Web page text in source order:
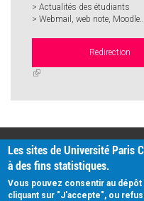
> Actualités des étudiants
> Webmail, web note,
Redirection
(link
PRATIQUE
Plan d'accès
Intranet
Mentions légales
Données personnelles
Les sites de Université Paris
à des fins statistiques.
Vous pouvez consentir au
cliquant sur "J'accepte", ou